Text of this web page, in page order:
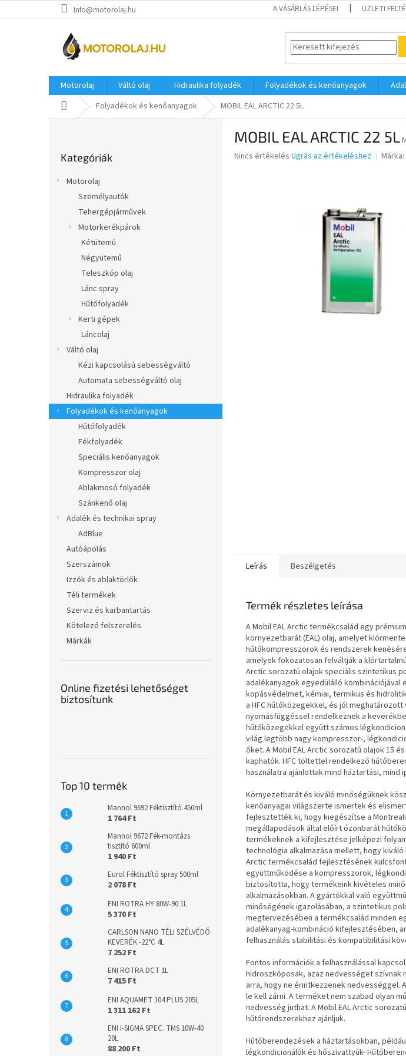
a
Info@motorolaj.hu A VÁSÁRLÁS LÉPÉSEI ÜZLETI
Motorolaj Váltó olaj Hidraulika folyadék Folyadékok és kenőanyagok
KezdőlapFolyadékok és kenőanyagok MOBIL EAL ARCTIC 22 5L
átugrása
Kategóriák
Motorolaj
Személyautók
Tehergépjárművek
Motorkerékpárok
Kétütemű
Négyütemű
Teleszkóp olaj
Lánc spray
Hűtőfolyadék
Kerti gépek
Láncolaj
Váltó olaj
Kézi kapcsolású sebességváltó
Automata sebességváltó olaj
Hidraulika folyadék
Folyadékok és kenőanyagok
Hűtőfolyadék
Fékfolyadék
Speciális kenőanyagok
Kompresszor olaj
Ablakmosó folyadék
Szánkenő olaj
Adalék és technikai spray
AdBlue
Autóápolás
Szerszámok
Izzók és ablaktörlők
Téli termékek
Szerviz és karbantartás
Kötelező felszerelés
Márkák
Online fizetési lehetőséget
biztosítunk
Top 10 termék
Mannol 9692 Féktisztító 450ml
1 764 Ft
Mannol 9672 Fék-montázs
tisztító 600ml
1 940 Ft
Eurol Féktisztító spray 500ml
2 078 Ft
ENI ROTRA HY 80W-90 1L
5 370 Ft
CARLSON NANO TÉLI SZÉLVÉDŐ
KEVERÉK -22°C 4L
7 252 Ft
ENI ROTRA DCT 1L
7 415 Ft
ENI AQUAMET 104 PLUS 205L
1 311 162 Ft
ENI I-SIGMA SPEC. TMS 10W-40
20L
88 200 Ft
MOBIL EAL ARCTIC 22 5L
A
Nincs értékelés Ugrás az értékeléshez Márka:
Leírás Beszélgetés
Termék részletes leírása
A Mobil EAL Arctic termékcsalád egy
környezetbarát (EAL) olaj, amelyet
hűtőkompresszorok és rendszerek
amelyek fokozatosan felváltják a
Arctic sorozatú olajok speciális szintetikus
adalékanyagok egyedülálló
kopásvédelmet, kémiai, termikus és
a HFC hűtőközegekkel, és jól
nyomásfüggéssel rendelkeznek a
hűtőközegekkel együtt számos
világ legtöbb nagy kompresszor-,
őket. A Mobil EAL Arctic sorozatú olajok 15
kaphatók. HFC töltettel rendelkező
használatra ajánlottak mind háztartási, mind
Környezetbarát és kiváló minőségüknek
kenőanyagai világszerte ismertek és
fejlesztették ki, hogy kiegészítse a
megállapodások által előírt ózonbarát
termékeknek a kifejlesztése jelképezi
technológia alkalmazása mellett, hogy
Arctic termékcsalád fejlesztésének
együttműködése a kompresszorok,
biztosította, hogy termékeink kivételes
alkalmazásokban. A gyártókkal való
minőségének igazolásában, a szintetikus
megtervezésében a termékcsalád minden
adalékanyag-kombináció kifejlesztésében,
felhasználás stabilitási és kompatibilitási
Fontos információk a felhasználással
hidroszkóposak, azaz nedvességet szívnak
arra, hogy ne érintkezzenek nedvességgel.
le kell zárni. A terméket nem szabad olyan
nedvesség juthat. A Mobil EAL Arctic
hűtőrendszerekhez ajánljuk.
Hűtőberendezések a háztartásokban,
légkondicionálók és hőszivattyúk-